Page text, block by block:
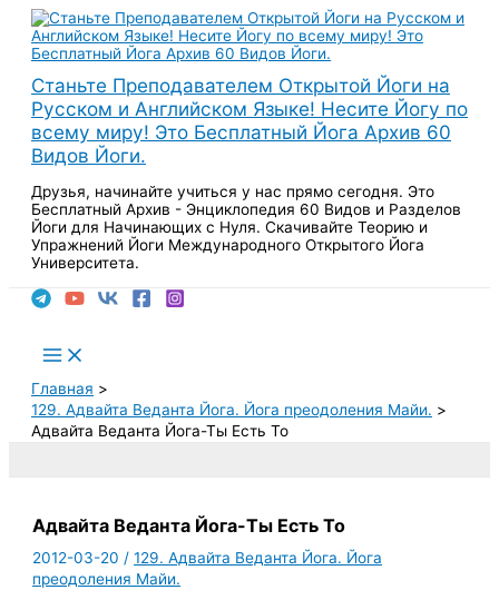
Перейти
содержимому
Станьте Преподавателем Открытой Йоги на
Русском и Английском Языке! Несите Йогу по
всему миру! Это Бесплатный Йога Архив 60
Видов Йоги.
Друзья, начинайте учиться у нас прямо сегодня. Это
Бесплатный Архив - Энциклопедия 60 Видов и Разделов
Йоги для Начинающих с Нуля. Скачивайте Теорию и
Упражнений Йоги Международного Открытого Йога
Университета.
Main
Menu
Главная
129. Адвайта Веданта Йога. Йога преодоления Майи.
Адвайта Веданта Йога-Ты Есть То
Адвайта Веданта Йога-Ты Есть То
2012-03-20/129. Адвайта Веданта Йога. Йога
преодоления Майи.